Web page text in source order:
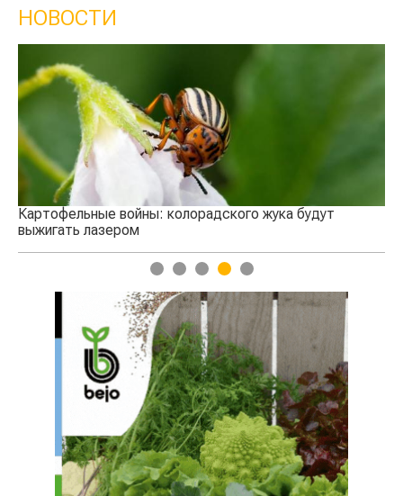
НОВОСТИ
Кыргызстан обошел Казахстан по темпам
сельского хозяйства
1 2 3 4 5